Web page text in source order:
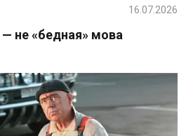
не «бедная» мова
16.07.2026